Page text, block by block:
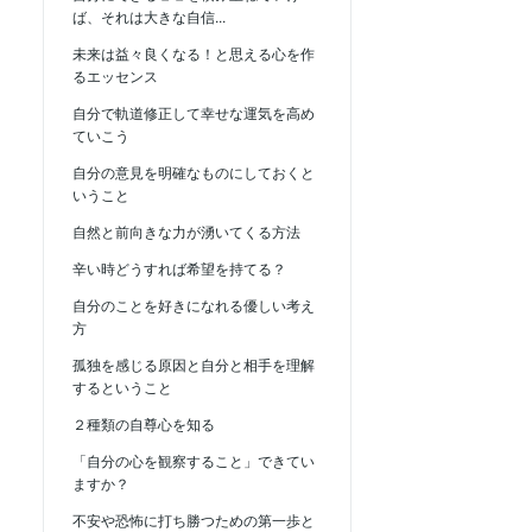
ば、それは大きな自信...
未来は益々良くなる！と思える心を作
るエッセンス
自分で軌道修正して幸せな運気を高め
ていこう
自分の意見を明確なものにしておくと
いうこと
自然と前向きな力が湧いてくる方法
辛い時どうすれば希望を持てる？
自分のことを好きになれる優しい考え
方
孤独を感じる原因と自分と相手を理解
するということ
２種類の自尊心を知る
「自分の心を観察すること」できてい
ますか？
不安や恐怖に打ち勝つための第一歩と